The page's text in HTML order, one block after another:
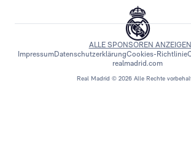
Real Madrid © 2026 Alle Rechte
ALLE SPONSOREN ANZEIGEN
ImpressumDatenschutzerklärungCookies-Richtlinie
realmadrid.com